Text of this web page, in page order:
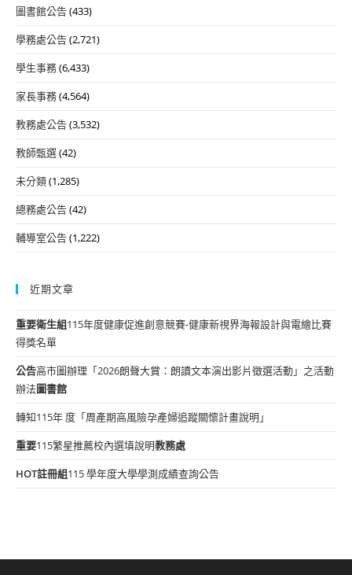
圖書館公告(433)
學務處公告(2,721)
學生事務(6,433)
家長事務(4,564)
教務處公告(3,532)
教師甄選(42)
未分類(1,285)
總務處公告(42)
輔導室公告(1,222)
近期文章
重要衛生組115年度健康促進創意競賽-健康新視界海報設計與電繪比賽
得獎名單
公告高市圖辦理「2026朗聲大賞：朗讀文本演出影片徵選活動」之活動
辦法圖書館
轉知115年 度「周產期高風險孕產婦追蹤關懷計畫說明」
重要115繁星推薦校內選填說明教務處
HOT註冊組115 學年度大學學測成績查詢公告